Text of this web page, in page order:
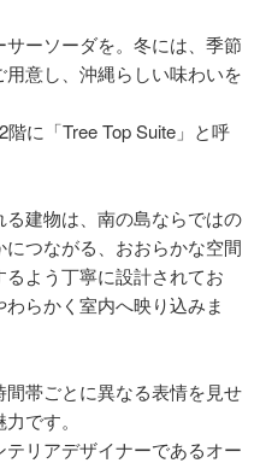
ーソーダを。冬には、季節
意し、沖縄らしい味わいを
に「Tree Top Suite」と呼
建物は、南の島ならではの
つながる、おおらかな空間
よう丁寧に設計されてお
らかく室内へ映り込みま
帯ごとに異なる表情を見せ
です。
リアデザイナーであるオー